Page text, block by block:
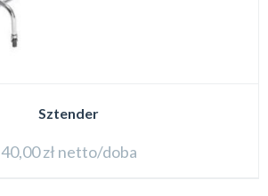
Sztender
40,00zł netto/doba